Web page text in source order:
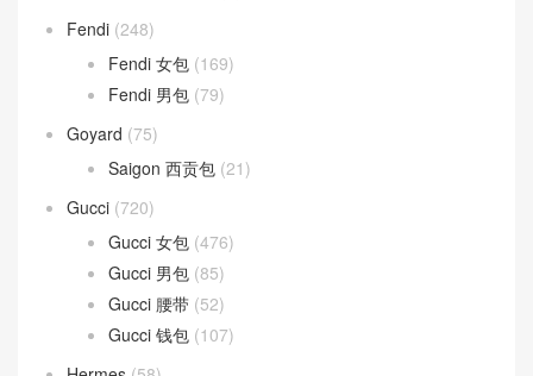
Fendi (248)
Fendi 女包 (169)
Fendi 男包 (79)
Goyard (75)
Saigon 西贡包 (21)
Gucci (720)
Gucci 女包 (476)
Gucci 男包 (85)
Gucci 腰带 (52)
Gucci 钱包 (107)